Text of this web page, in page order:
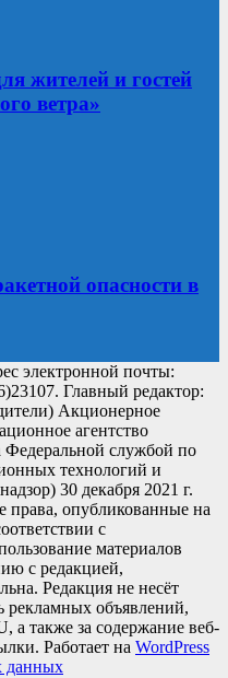
жителей и гостей
ветра»
опасности в
электронной почты:
Главный редактор:
Акционерное
агентство
Федеральной службой по
технологий и
30 декабря 2021 г.
опубликованные на
с
материалов
с редакцией,
Редакция не несёт
рекламных объявлений,
а также за содержание веб-
Работает на WordPress
данных